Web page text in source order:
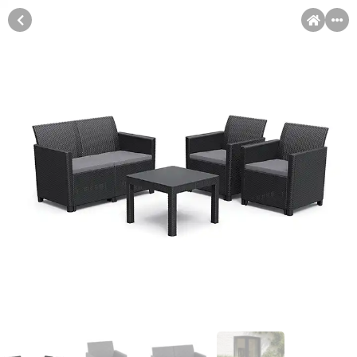
Račun
Pomoć pri kupovini
Kupovinu na rate možete obaviti ukoliko posjedujete jednu od